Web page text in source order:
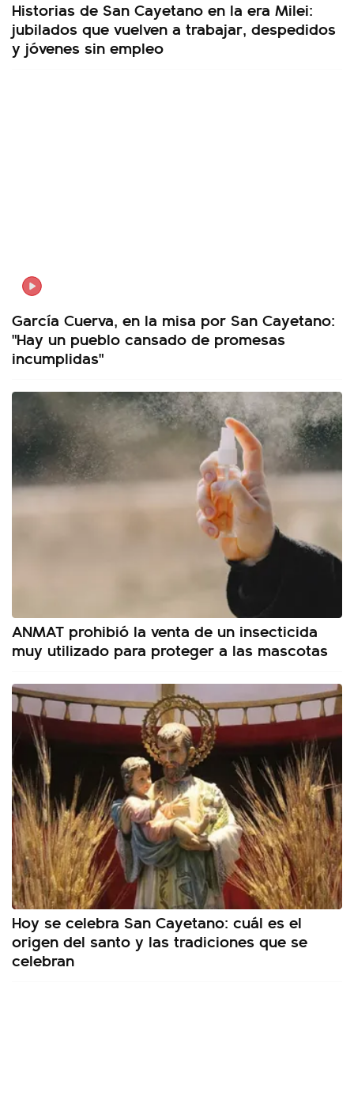
Historias de San Cayetano en la era Milei:
jubilados que vuelven a trabajar, despedidos
y jóvenes sin empleo
García Cuerva, en la misa por San Cayetano:
"Hay un pueblo cansado de promesas
incumplidas"
ANMAT prohibió la venta de un insecticida
muy utilizado para proteger a las mascotas
Hoy se celebra San Cayetano: cuál es el
origen del santo y las tradiciones que se
celebran